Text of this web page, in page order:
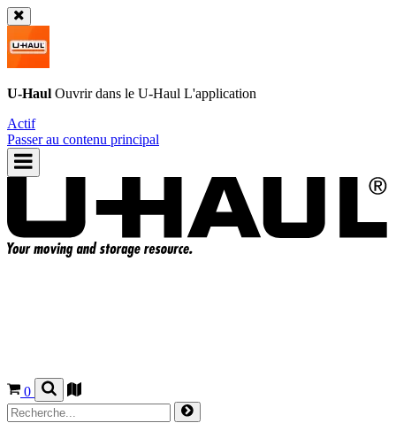
U-Haul Ouvrir dans le U-Haul L'application
Actif
Passer au contenu principal
0